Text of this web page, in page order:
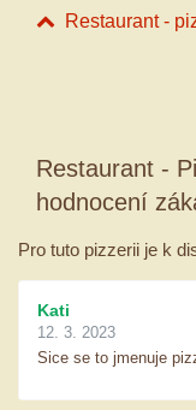
Restaurant -
Restaurant -
hodnocení
Pro tuto pizzerii je k
Kati
12. 3. 2023
Sice se to jmenuje